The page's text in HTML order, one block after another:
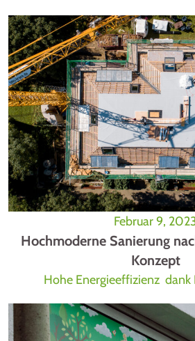
Februar 9,
Hochmoderne Sanierung
Konzept
Hohe Energieeffizienz